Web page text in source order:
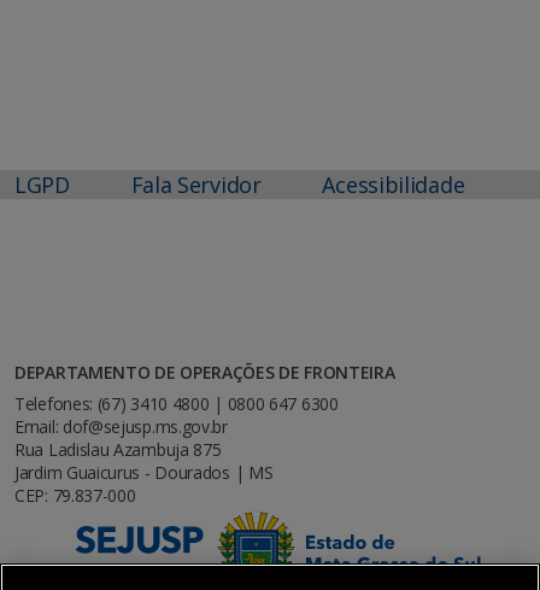
LGPD Fala Servidor Acessibilidade
DEPARTAMENTO DE OPERAÇÕES DE FRONTEIRA
Telefones: (67) 3410 4800 | 0800 647 6300
Email: dof@sejusp.ms.gov.br
Rua Ladislau Azambuja 875
Jardim Guaicurus - Dourados | MS
CEP: 79.837-000